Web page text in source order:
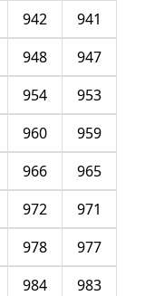
941
942
947
948
953
954
959
960
965
966
971
972
977
978
983
984